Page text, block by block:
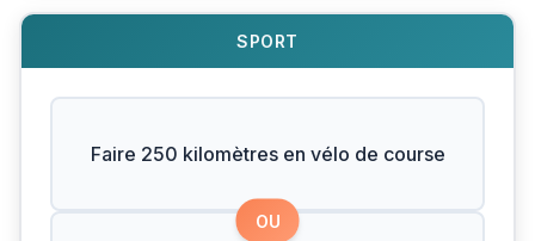
SPORT
Faire 250 kilomètres en vélo de course
OU